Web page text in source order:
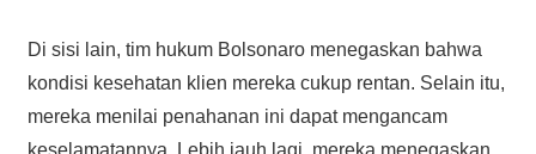
Di sisi lain, tim hukum Bolsonaro menegaskan bahwa
kondisi kesehatan klien mereka cukup rentan. Selain itu,
mereka menilai penahanan ini dapat mengancam